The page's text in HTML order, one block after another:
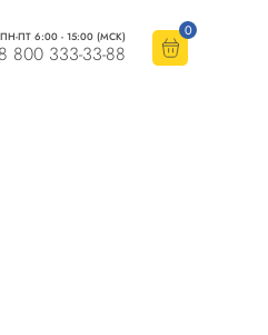
ПН-ПТ 6:00 - 15:00 (МСК)
8 800 333-33-88
0